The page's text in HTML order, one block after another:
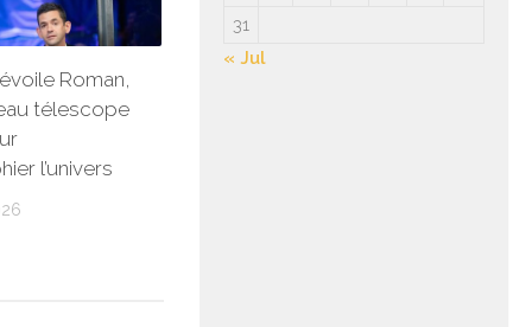
Roman,
télescope
l’univers
31
« Jul